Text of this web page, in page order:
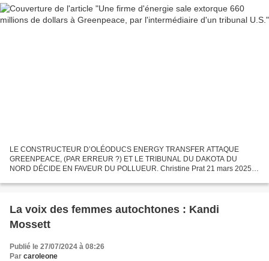
LE CONSTRUCTEUR D’OLÉODUCS ENERGY TRANSFER ATTAQUE
GREENPEACE, (PAR ERREUR ?) ET LE TRIBUNAL DU DAKOTA DU
NORD DÉCIDE EN FAVEUR DU POLLUEUR. Christine Prat 21 mars 2025
les dirigeants...
La voix des femmes autochtones : Kandi
Mossett
Publié le 27/07/2024 à 08:26
Par caroleone